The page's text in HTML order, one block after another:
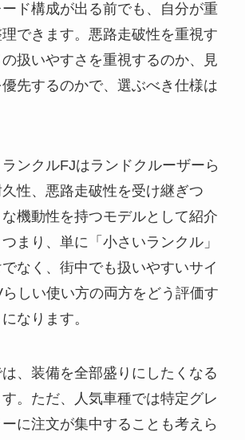
ド構成が出る前でも、自分が重
できます。悪路走破性を重視す
扱いやすさを重視するのか、見
先するのかで、選ぶべき仕様は
ンクルFJはランドクルーザーら
性、悪路走破性を受け継ぎつ
機動性を持つモデルとして紹介
まり、単に「小さいランクル」
なく、街中でも扱いやすいサイ
しい使い方の両方をどう評価す
なります。
、装備を全部盛りにしたくなる
。ただ、人気車種では特定グレ
に注文が集中することも考えら